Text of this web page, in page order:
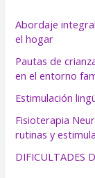
Abordaje
el hogar
Pautas de
en el entorno
Estimulación
Fisioterapia
rutinas y
DIFICULTADES